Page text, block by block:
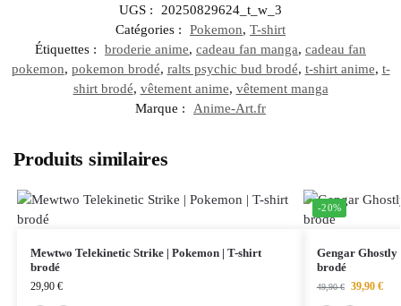
UGS :
20250829624_t_w_3
Catégories :
Pokemon, T-shirt
Étiquettes :
broderie anime, cadeau fan manga, cadeau fan
pokemon, pokemon brodé, ralts psychic bud brodé, t-shirt anime, t-
shirt brodé, vêtement anime, vêtement manga
Marque :
Anime-Art.fr
Produits similaires
Mewtwo Telekinetic Strike | Pokemon | T-shirt
brodé
29,90 €
-20%
Gengar Ghostly
brodé
49,90€ 39,90 €